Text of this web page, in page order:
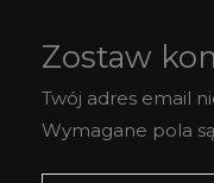
Zostaw
Twój adres email
Wymagane pola